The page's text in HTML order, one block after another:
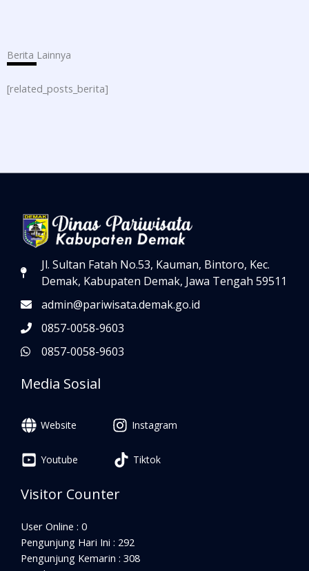
Berita Lainnya
[related_posts_berita]
Jl. Sultan Fatah No.53, Kauman, Bintoro, Kec.
Demak, Kabupaten Demak, Jawa Tengah 59511
admin@pariwisata.demak.go.id
0857-0058-9603
0857-0058-9603
Media Sosial
Website Instagram
Youtube Tiktok
Visitor Counter
User Online : 0
Pengunjung Hari Ini : 292
Pengunjung Kemarin : 308